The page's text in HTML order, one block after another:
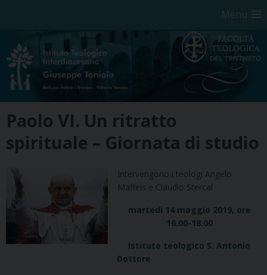
Menu
content
Paolo VI. Un ritratto
spirituale – Giornata di studio
Intervengono i teologi Angelo
Maffeis e Claudio Stercal
martedì 14 maggio 2019, ore
16.00-18.00
Istituto teologico S. Antonio
Dottore